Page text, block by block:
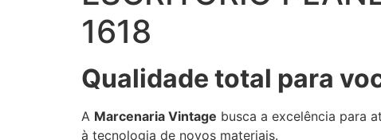
1618
Qualidade total para
A Marcenaria Vintage busca a excelência para
à tecnologia de novos materiais.